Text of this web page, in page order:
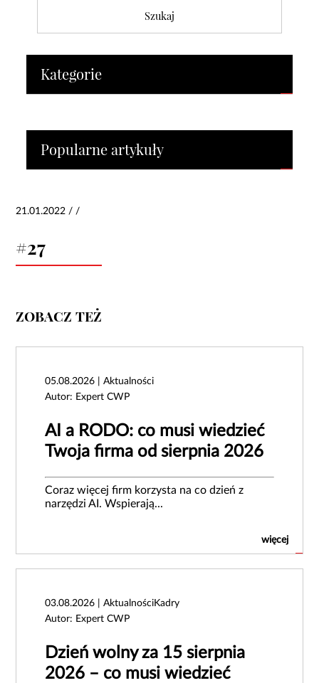
Kategorie
Popularne artykuły
21.01.2022 / /
#27
ZOBACZ TEŻ
05.08.2026 | Aktualności
Autor: Expert CWP
AI a RODO: co musi wiedzieć
Twoja firma od sierpnia 2026
Coraz więcej firm korzysta na co dzień z
narzędzi AI. Wspierają...
więcej
03.08.2026 | AktualnościKadry
Autor: Expert CWP
Dzień wolny za 15 sierpnia
2026 – co musi wiedzieć